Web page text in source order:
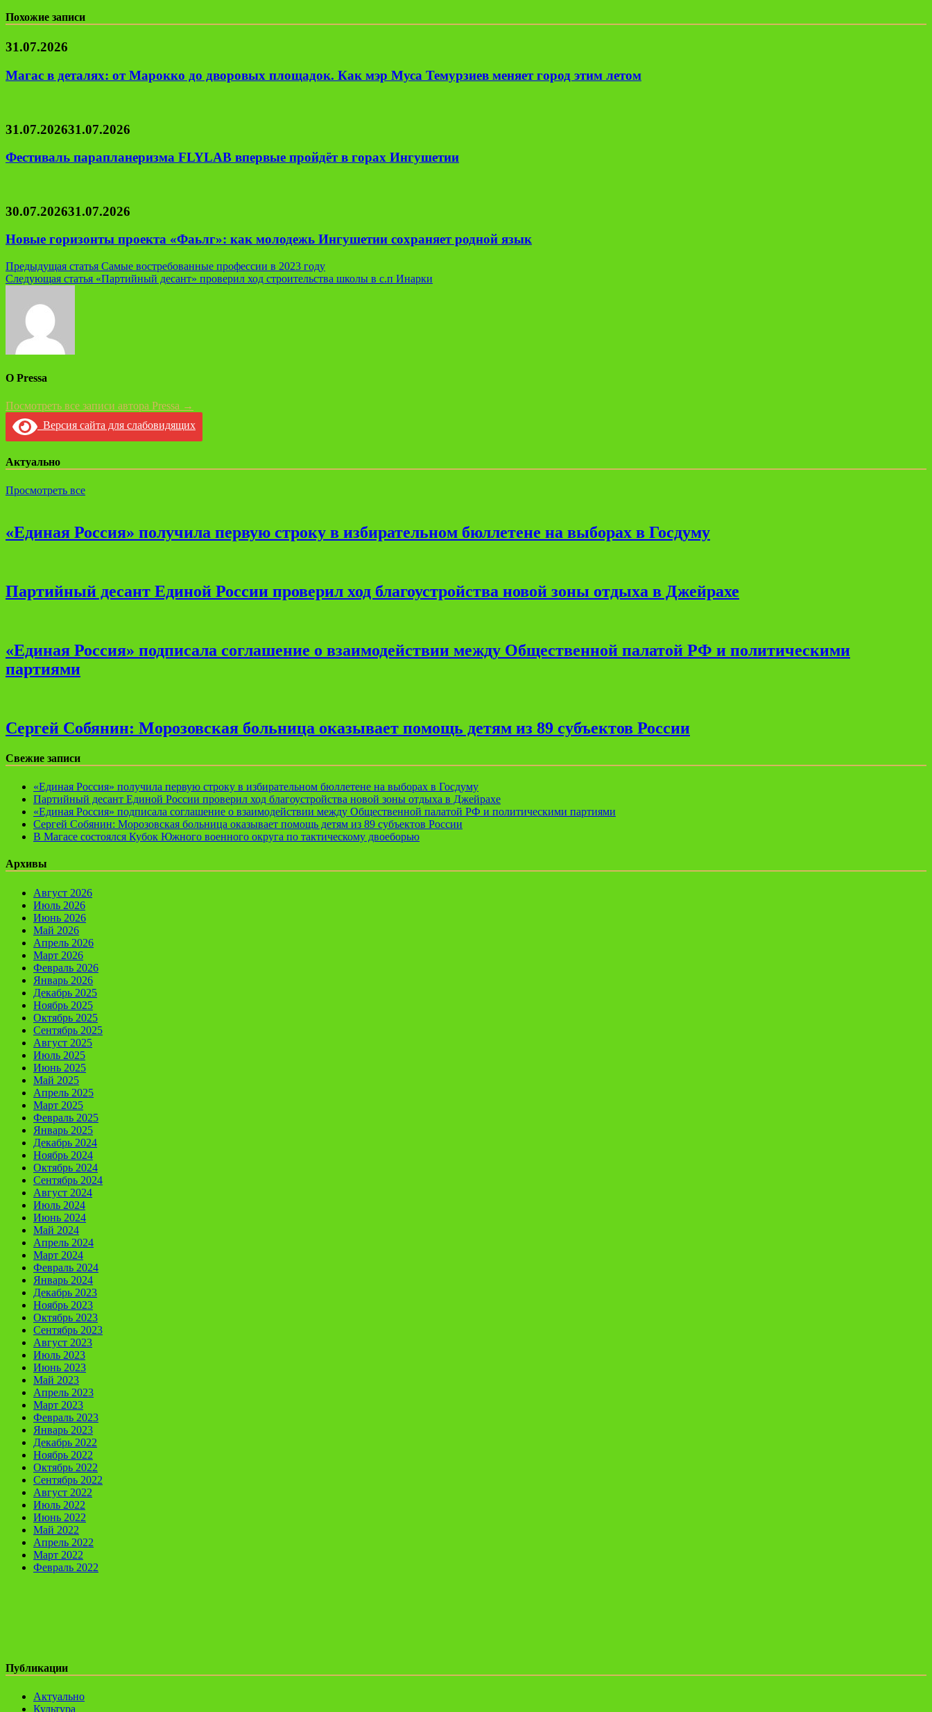
Похожие записи
31.07.2026
Магас в деталях: от Марокко до дворовых площадок. Как мэр Муса Темурзиев меняет город этим летом
31.07.202631.07.2026
Фестиваль парапланеризма FLYLAB впервые пройдёт в горах Ингушетии
30.07.202631.07.2026
Новые горизонты проекта «Фаьлг»: как молодежь Ингушетии сохраняет родной язык
Навигация
по
записям
Предыдущая статья Самые востребованные профессии в 2023 году
Следующая статья «Партийный десант» проверил ход строительства школы в с.п Инарки
О Pressa
Посмотреть все записи автора Pressa →
Версия сайта для слабовидящих
Актуально
Просмотреть все
«Единая Россия» получила первую строку в избирательном бюллетене на выборах в Госдуму
Партийный десант Единой России проверил ход благоустройства новой зоны отдыха в Джейрахе
«Единая Россия» подписала соглашение о взаимодействии между Общественной палатой РФ и политическими
партиями
Сергей Собянин: Морозовская больница оказывает помощь детям из 89 субъектов России
Свежие записи
«Единая Россия» получила первую строку в избирательном бюллетене на выборах в Госдуму
Партийный десант Единой России проверил ход благоустройства новой зоны отдыха в Джейрахе
«Единая Россия» подписала соглашение о взаимодействии между Общественной палатой РФ и политическими партиями
Сергей Собянин: Морозовская больница оказывает помощь детям из 89 субъектов России
В Магасе состоялся Кубок Южного военного округа по тактическому двоеборью
Архивы
Август 2026
Июль 2026
Июнь 2026
Май 2026
Апрель 2026
Март 2026
Февраль 2026
Январь 2026
Декабрь 2025
Ноябрь 2025
Октябрь 2025
Сентябрь 2025
Август 2025
Июль 2025
Июнь 2025
Май 2025
Апрель 2025
Март 2025
Февраль 2025
Январь 2025
Декабрь 2024
Ноябрь 2024
Октябрь 2024
Сентябрь 2024
Август 2024
Июль 2024
Июнь 2024
Май 2024
Апрель 2024
Март 2024
Февраль 2024
Январь 2024
Декабрь 2023
Ноябрь 2023
Октябрь 2023
Сентябрь 2023
Август 2023
Июль 2023
Июнь 2023
Май 2023
Апрель 2023
Март 2023
Февраль 2023
Январь 2023
Декабрь 2022
Ноябрь 2022
Октябрь 2022
Сентябрь 2022
Август 2022
Июль 2022
Июнь 2022
Май 2022
Апрель 2022
Март 2022
Февраль 2022
Публикации
Актуально
Культура